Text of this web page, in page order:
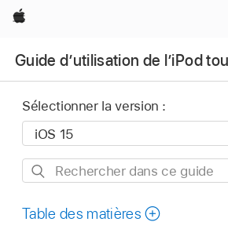
Apple
Guide d’utilisation de l’iPod
Sélectionner la version :
Rechercher
ce
Table des matières